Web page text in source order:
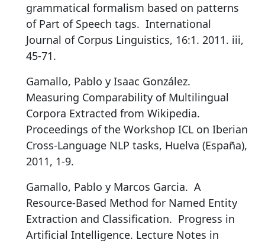
grammatical formalism based on patterns
of Part of Speech tags. International
Journal of Corpus Linguistics, 16:1. 2011. iii,
45-71.
Gamallo, Pablo y Isaac González.
Measuring Comparability of Multilingual
Corpora Extracted from Wikipedia.
Proceedings of the Workshop ICL on Iberian
Cross-Language NLP tasks, Huelva (España),
2011, 1-9.
Gamallo, Pablo y Marcos Garcia. A
Resource-Based Method for Named Entity
Extraction and Classification. Progress in
Artificial Intelligence. Lecture Notes in